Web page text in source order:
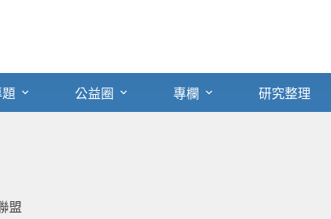
公益圈 專欄 研究整理
盟